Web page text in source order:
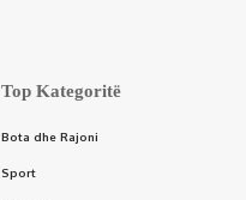
Top Kategoritë
Bota dhe Rajoni
Sport